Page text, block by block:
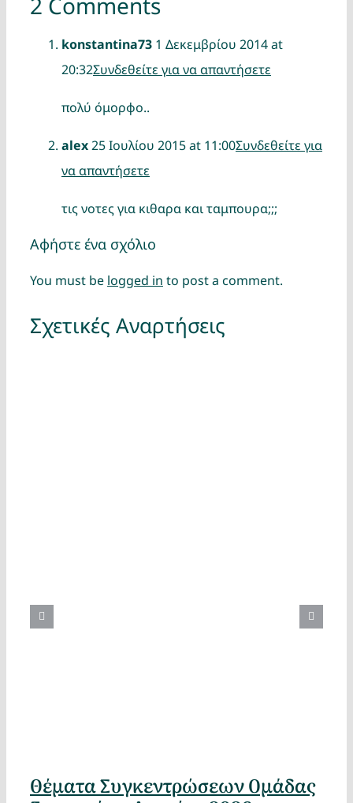
konstantina731 Δεκεμβρίου 2014 at
20:32Συνδεθείτε για να απαντήσετε
πολύ όμορφο..
alex25 Ιουλίου 2015 at 11:00Συνδεθείτε για
να απαντήσετε
τις νοτες για κιθαρα και ταμπουρα;;;
Αφήστε ένα σχόλιο
You must be logged in to post a comment.
Σχετικές Αναρτήσεις
Θέματα Συγκεντρώσεων Ομάδας